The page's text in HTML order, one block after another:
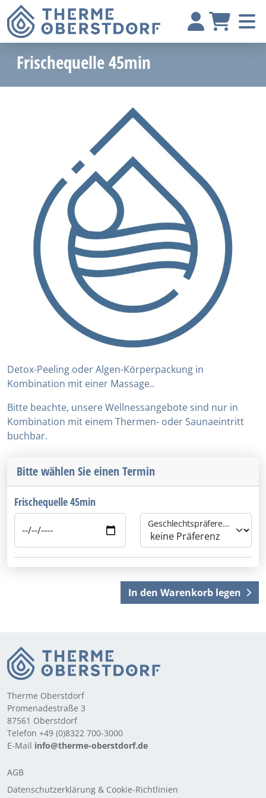
Frischequelle 45min
Detox-Peeling oder Algen-Körperpackung in
Kombination mit einer Massage..
Bitte beachte, unsere Wellnessangebote sind nur in
Kombination mit einem Thermen- oder Saunaeintritt
buchbar.
Bitte wählen Sie einen Termin
Frischequelle 45min
Geschlechtspräferenz des Personals
In den Warenkorb legen
Therme Oberstdorf
Promenadestraße 3
87561 Oberstdorf
Telefon +49 (0)8322 700-3000
E-Mail info@therme-oberstdorf.de
AGB
Datenschutzerklärung & Cookie-Richtlinien